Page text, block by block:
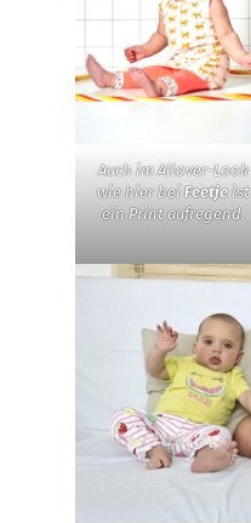
Auch im Allover-Look
wie hier beiFeetjeist
ein Print aufregend.